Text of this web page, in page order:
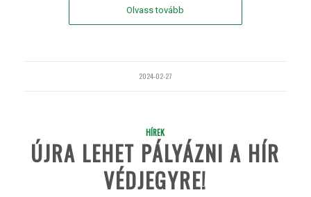
Olvass tovább
2024-02-27
HÍREK
ÚJRA LEHET PÁLYÁZNI A HÍR
VÉDJEGYRE!